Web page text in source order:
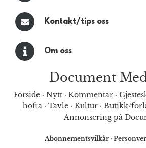
Kontakt/tips oss
Om oss
Document
Forside · Nytt · Kommentar ·
hofta· Tavle· Kultur· Butikk/
Annonsering på
Abonnementsvilkår ·